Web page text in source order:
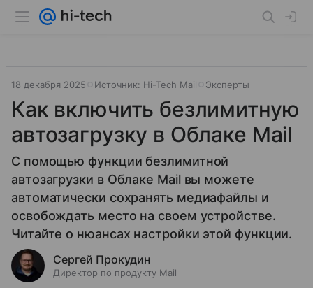
18 декабря 2025 Источник: Hi-Tech Mail Эксперты
Как включить безлимитную
автозагрузку в Облаке Mail
С помощью функции безлимитной
автозагрузки в Облаке Mail вы можете
автоматически сохранять медиафайлы и
освобождать место на своем устройстве.
Читайте о нюансах настройки этой функции.
Сергей Прокудин
Директор по продукту Mail